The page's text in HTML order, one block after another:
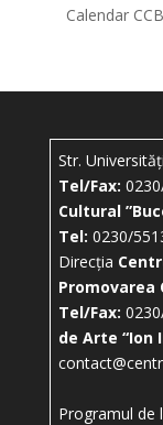
Calendar CCB
Str.
Tel/Fax:
Cultural
Tel: 0230/
Direcția
Promovarea
Tel/Fax:
de Arte “Ion
Programul de